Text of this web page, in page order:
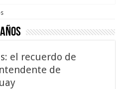
el recuerdo de
de